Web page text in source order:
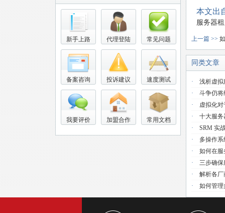
新手上路 代理登陆 常见问题
备案咨询 投诉建议 速度测试
我要评价 加盟合作 常用文档
本文出
服务器
上一篇 >>
同类文章
· 浅析虚拟
· 斗争仍将
· 虚拟化
· 十大服务
· SRM 实
· 多操作
· 如何在服
· 三步确保
· 解析各厂
· 如何管理